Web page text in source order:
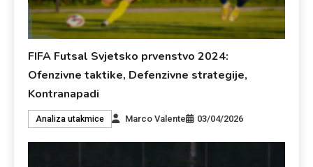
FIFA Futsal Svjetsko prvenstvo 2024:
Ofenzivne taktike, Defenzivne strategije,
Kontranapadi
Analiza utakmice Marco Valente 03/04/2026